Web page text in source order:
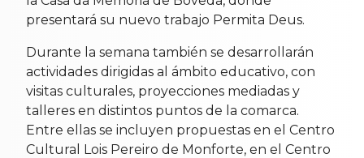
presentará su nuevo trabajo Permita Deus.
Durante la semana también se desarrollarán
actividades dirigidas al ámbito educativo, con
visitas culturales, proyecciones mediadas y
talleres en distintos puntos de la comarca.
Entre ellas se incluyen propuestas en el Centro
Cultural Lois Pereiro de Monforte, en el Centro